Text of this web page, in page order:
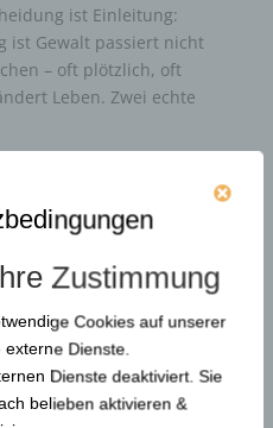
ist Einleitung:
ist Gewalt passiert nicht
– oft plötzlich, oft
Leben. Zwei echte
KRITIS: Resilienz und
2: Gewaltprävention &
Zustimmung
Cookies auf unserer
externe Dienste.
Dienste deaktiviert. Sie
belieben aktivieren &